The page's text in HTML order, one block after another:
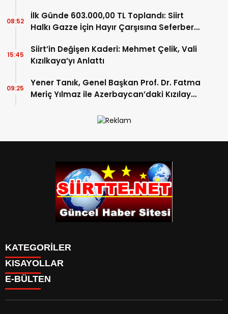
İlk Günde 603.000,00 TL Toplandı: Siirt
Halkı Gazze İçin Hayır Çarşısına Seferber
08:52
Siirt’in Değişen Kaderi: Mehmet Çelik, Vali
Kızılkaya’yı Anlattı
15:45
Yener Tanık, Genel Başkan Prof. Dr. Fatma
Meriç Yılmaz ile Azerbaycan’daki Kızılay
09:25
KATEGORİLER
SPOR
Eruh Haberleri
KISAYOLLAR
MANSET
SAĞLIK
E-BÜLTEN